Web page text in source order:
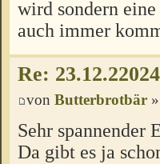
wird sondern
auch immer
Re:
von Butterbrotbär
Sehr spannender
Da gibt es ja